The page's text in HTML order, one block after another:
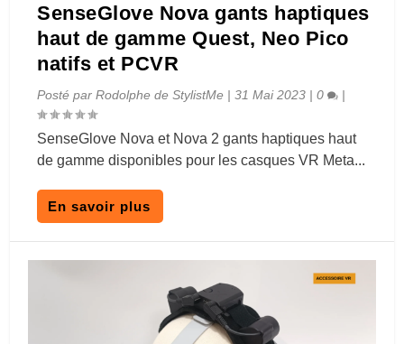
SenseGlove Nova gants haptiques
haut de gamme Quest, Neo Pico
natifs et PCVR
Posté parRodolphe de StylistMe |31 Mai 2023 |0 |
SenseGlove Nova et Nova 2 gants haptiques haut
de gamme disponibles pour les casques VR Meta...
En savoir plus